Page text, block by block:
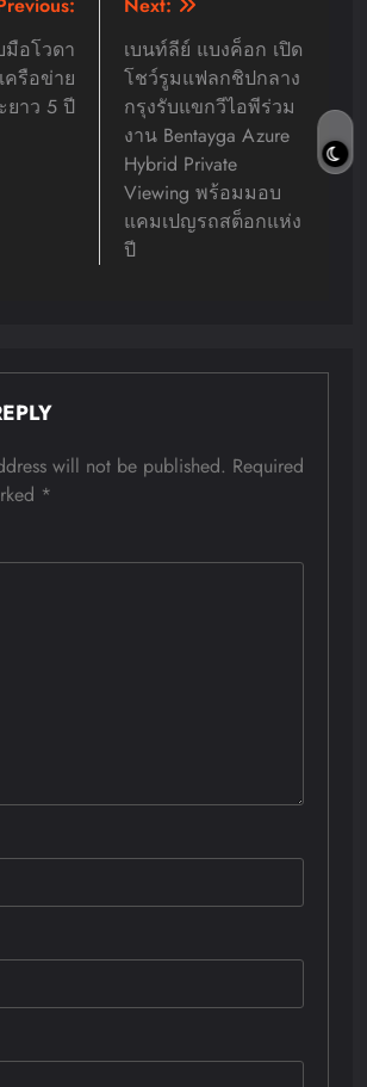
อโวดา
รือข่าย
ยาว 5 ปี
เบนท์ลีย์ แบงค็อก เปิด
โชว์รูมแฟลกชิปกลาง
กรุงรับแขกวีไอพีร่วม
งาน Bentayga Azure
Hybrid Private
Viewing พร้อมมอบ
แคมเปญรถสต็อกแห่ง
ปี
will not be published. Required
*